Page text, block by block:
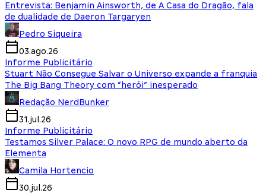
Entrevista: Benjamin Ainsworth, de A Casa do Dragão, fala
de dualidade de Daeron Targaryen
Pedro Siqueira
03.ago.26
Informe Publicitário
Stuart Não Consegue Salvar o Universo expande a franquia
The Big Bang Theory com “herói” inesperado
Redação NerdBunker
31.jul.26
Informe Publicitário
Testamos Silver Palace: O novo RPG de mundo aberto da
Elementa
Camila Hortencio
30.jul.26